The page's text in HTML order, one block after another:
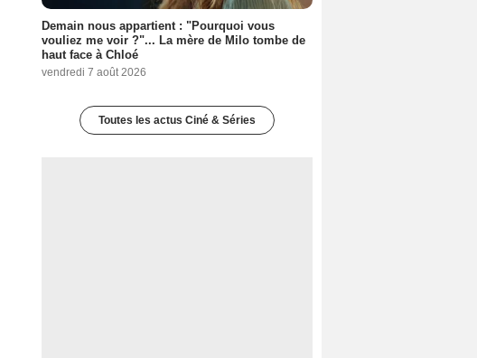
Demain nous appartient : "Pourquoi vous
vouliez me voir ?"... La mère de Milo tombe de
haut face à Chloé
vendredi 7 août 2026
Toutes les actus Ciné & Séries